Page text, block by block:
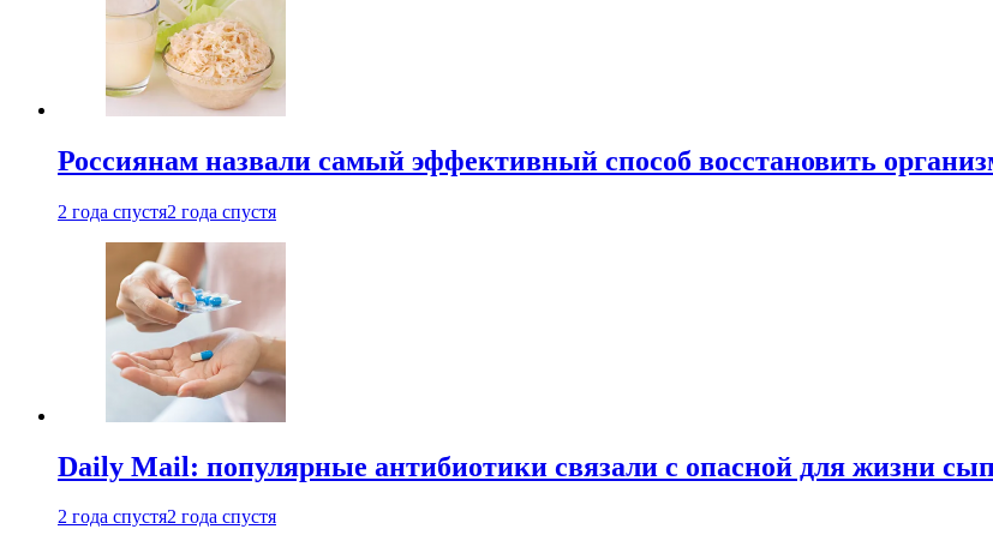
Россиянам назвали самый эффективный способ восстановить
2 года спустя2 года спустя
Daily Mail: популярные антибиотики связали с опасной для жизни
2 года спустя2 года спустя